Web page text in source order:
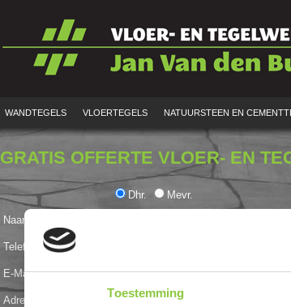
Toestemming
WANDTEGELS VLOERTEGELS NATUURSTEEN EN
GRATIS OFFERTE VLOER- EN
Dhr. Mevr.
Naam & voornaam (*)
Telefoon (*)
E-Mail (*)
Adres